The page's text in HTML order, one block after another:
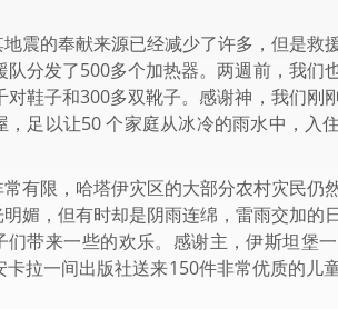
震的奉献来源已经减少了许多，但是救
队分发了500多个加热器。两週前，我们
对鞋子和300多双靴子。感谢神，我们刚
，足以让50 个家庭从冰冷的雨水中，入
有限，哈塔伊灾区的大部分农村灾民仍
媚，但有时却是阴雨连绵，雷雨交加的
们带来一些的欢乐。感谢主，伊斯坦堡
卡拉一间出版社送来150件非常优质的儿